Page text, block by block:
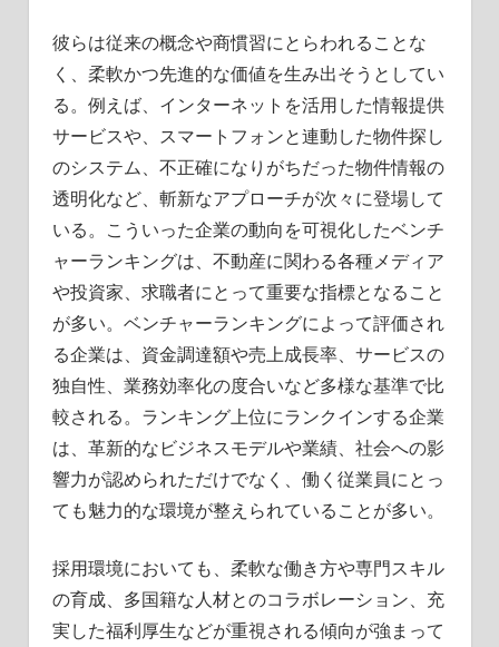
彼らは従来の概念や商慣習にとらわれることな
く、柔軟かつ先進的な価値を生み出そうとしてい
る。例えば、インターネットを活用した情報提供
サービスや、スマートフォンと連動した物件探し
のシステム、不正確になりがちだった物件情報の
透明化など、斬新なアプローチが次々に登場して
いる。こういった企業の動向を可視化したベンチ
ャーランキングは、不動産に関わる各種メディア
や投資家、求職者にとって重要な指標となること
が多い。ベンチャーランキングによって評価され
る企業は、資金調達額や売上成長率、サービスの
独自性、業務効率化の度合いなど多様な基準で比
較される。ランキング上位にランクインする企業
は、革新的なビジネスモデルや業績、社会への影
響力が認められただけでなく、働く従業員にとっ
ても魅力的な環境が整えられていることが多い。
採用環境においても、柔軟な働き方や専門スキル
の育成、多国籍な人材とのコラボレーション、充
実した福利厚生などが重視される傾向が強まって